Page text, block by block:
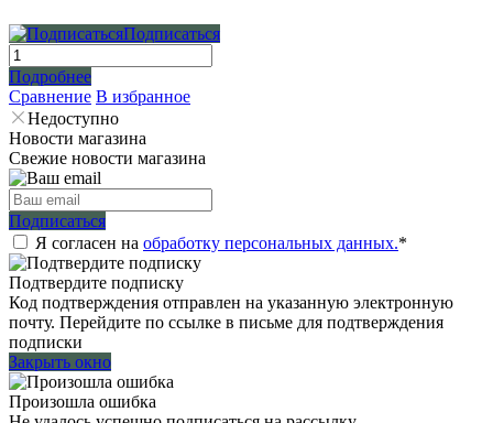
Подписаться
Подробнее
Сравнение В избранное
Недоступно
Новости магазина
Свежие новости магазина
Подписаться
Я согласен на обработку персональных данных.*
Подтвердите подписку
Код подтверждения отправлен на указанную электронную
почту. Перейдите по ссылке в письме для подтверждения
подписки
Закрыть окно
Произошла ошибка